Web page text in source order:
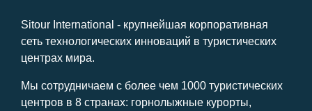
Sitour International - крупнейшая корпоративная
сеть технологических инноваций в туристических
центрах мира.
Мы сотрудничаем с более чем 1000 туристических
центров в 8 странах: горнолыжные курорты,